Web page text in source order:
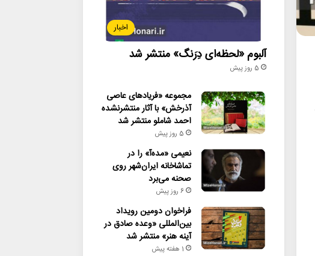
اخبار
آلبوم «لحظه‌ای دِرَنگ» منتشر شد
5 روز پیش
مجموعه «فریادهای عاصی
آذرخش» با آثار منتشرنشده
احمد شاملو منتشر شد
5 روز پیش
نعیمی «مده‌آ» را در
تماشاخانه ایران‌شهر روی
صحنه می‌برد
6 روز پیش
فراخوان دومین رویداد
بین‌المللی «وعده صادق در
آینه هنر» منتشر شد
1 هفته پیش